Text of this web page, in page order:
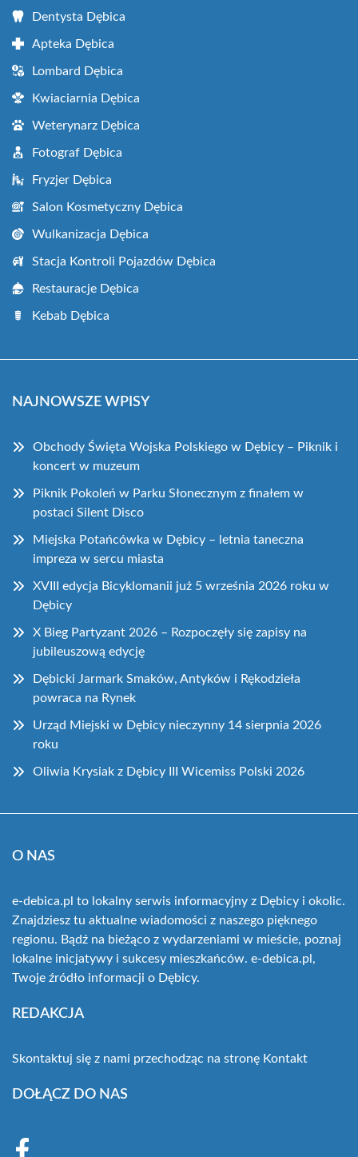
Dentysta Dębica
Apteka Dębica
Lombard Dębica
Kwiaciarnia Dębica
Weterynarz Dębica
Fotograf Dębica
Fryzjer Dębica
Salon Kosmetyczny Dębica
Wulkanizacja Dębica
Stacja Kontroli Pojazdów Dębica
Restauracje Dębica
Kebab Dębica
NAJNOWSZE WPISY
Obchody Święta Wojska Polskiego w Dębicy – Piknik i
koncert w muzeum
Piknik Pokoleń w Parku Słonecznym z finałem w
postaci Silent Disco
Miejska Potańcówka w Dębicy – letnia taneczna
impreza w sercu miasta
XVIII edycja Bicyklomanii już 5 września 2026 roku w
Dębicy
X Bieg Partyzant 2026 – Rozpoczęły się zapisy na
jubileuszową edycję
Dębicki Jarmark Smaków, Antyków i Rękodzieła
powraca na Rynek
Urząd Miejski w Dębicy nieczynny 14 sierpnia 2026
roku
Oliwia Krysiak z Dębicy III Wicemiss Polski 2026
O NAS
e-debica.pl to lokalny serwis informacyjny z Dębicy i okolic.
Znajdziesz tu aktualne wiadomości z naszego pięknego
regionu. Bądź na bieżąco z wydarzeniami w mieście, poznaj
lokalne inicjatywy i sukcesy mieszkańców. e-debica.pl,
Twoje źródło informacji o Dębicy.
REDAKCJA
Skontaktuj się z nami przechodząc na stronę Kontakt
DOŁĄCZ DO NAS